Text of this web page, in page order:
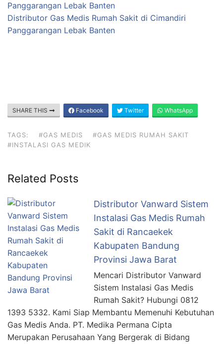
Panggarangan Lebak Banten
Distributor Gas Medis Rumah Sakit di Cimandiri
Panggarangan Lebak Banten
SHARE THIS Facebook Twitter WhatsApp
TAGS: #GAS MEDIS
#GAS MEDIS RUMAH SAKIT
#INSTALASI GAS MEDIK
Related Posts
Distributor Vanward Sistem
Instalasi Gas Medis Rumah
Sakit di Rancaekek
Kabupaten Bandung
Provinsi Jawa Barat
Mencari Distributor Vanward
Sistem Instalasi Gas Medis
Rumah Sakit? Hubungi 0812
1393 5332. Kami Siap Membantu Memenuhi Kebutuhan
Gas Medis Anda. PT. Medika Permana Cipta
Merupakan Perusahaan Yang Bergerak di Bidang